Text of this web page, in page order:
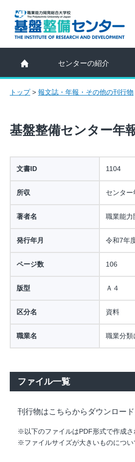
センターの紹介
トップ> 報文誌・年報・その他の刊行物
基盤整備センター年
文書ID 1104
所収 センター
著者名 職業能力
発行年月 令和7年
ページ数 106
版型 Ａ４
区分名 資料
職業名 職業分類
ファイル一覧
刊行物はこちらからダウンロー
※以下のファイルはPDF形式で作成
※ファイルサイズが大きいものにつ